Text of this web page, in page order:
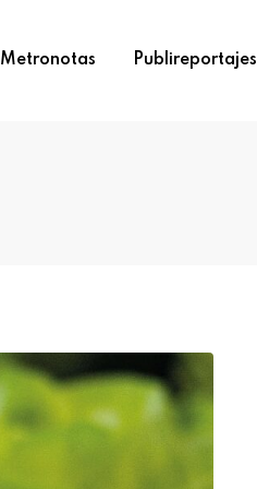
Metronotas Publireportajes